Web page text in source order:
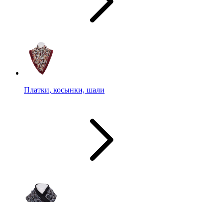
Платки, косынки, шали